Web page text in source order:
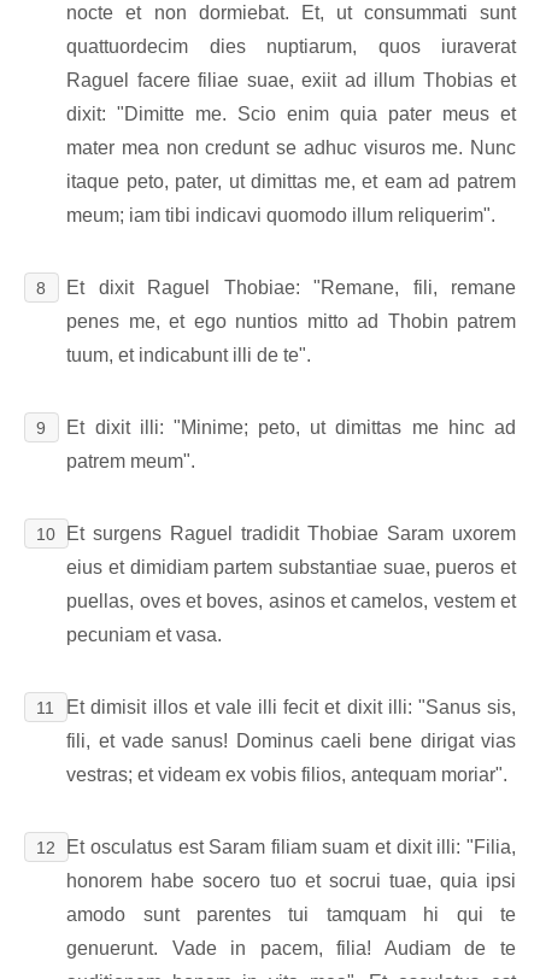
nocte et non dormiebat. Et, ut consummati sunt
quattuordecim dies nuptiarum, quos iuraverat
Raguel facere filiae suae, exiit ad illum Thobias et
dixit: "Dimitte me. Scio enim quia pater meus et
mater mea non credunt se adhuc visuros me. Nunc
itaque peto, pater, ut dimittas me, et eam ad patrem
meum; iam tibi indicavi quomodo illum reliquerim".
8
Et dixit Raguel Thobiae: "Remane, fili, remane
penes me, et ego nuntios mitto ad Thobin patrem
tuum, et indicabunt illi de te".
9
Et dixit illi: "Minime; peto, ut dimittas me hinc ad
patrem meum".
10
Et surgens Raguel tradidit Thobiae Saram uxorem
eius et dimidiam partem substantiae suae, pueros et
puellas, oves et boves, asinos et camelos, vestem et
pecuniam et vasa.
11
Et dimisit illos et vale illi fecit et dixit illi: "Sanus sis,
fili, et vade sanus! Dominus caeli bene dirigat vias
vestras; et videam ex vobis filios, antequam moriar".
12
Et osculatus est Saram filiam suam et dixit illi: "Filia,
honorem habe socero tuo et socrui tuae, quia ipsi
amodo sunt parentes tui tamquam hi qui te
genuerunt. Vade in pacem, filia! Audiam de te